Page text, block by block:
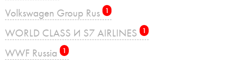
Volkswagen Group Rus 1
WORLD CLASS И S7 AIRLINES 1
WWF Russia 1